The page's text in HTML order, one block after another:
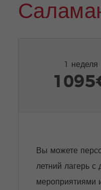
1 неделя
Вы можете
летний лагерь с
мероприятиями